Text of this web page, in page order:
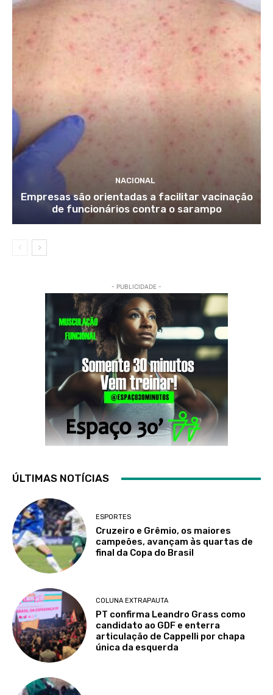
NACIONAL
Empresas são orientadas a facilitar vacinação
de funcionários contra o sarampo
- PUBLICIDADE -
ÚLTIMAS NOTÍCIAS
ESPORTES
Cruzeiro e Grêmio, os maiores
campeões, avançam às quartas de
final da Copa do Brasil
COLUNA EXTRAPAUTA
PT confirma Leandro Grass como
candidato ao GDF e enterra
articulação de Cappelli por chapa
única da esquerda